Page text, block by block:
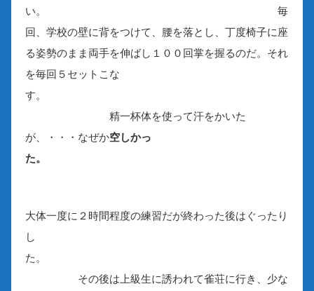
い。 毎
回、学校の壁に背をつけて、腰を落とし、丁度椅子に座
る姿勢のまま両手を伸ばし１００回掌を握るのだ。それ
を毎回５セットこな
す。
精一杯体を使って汗をかいた
が、・・・なぜか空しかっ
た。
大体一度に２時間程度の練習だが終わった後はぐったり
し
た。
その後は上級生に誘われて雀荘に行き、少な